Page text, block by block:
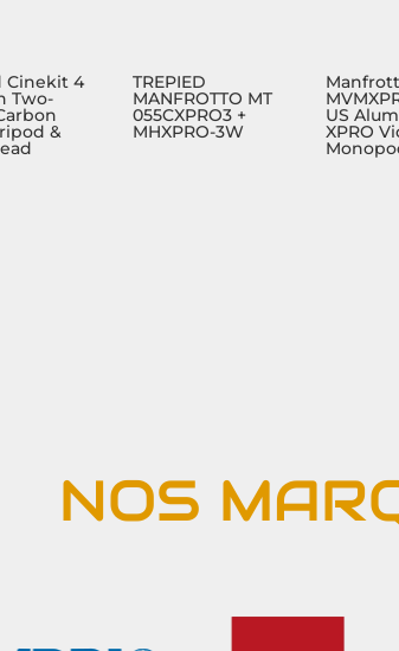
Cinekit 4
Two-
&
TREPIED
MANFROTTO MT
055CXPRO3 +
MHXPRO-3W
US
XPRO
NOS